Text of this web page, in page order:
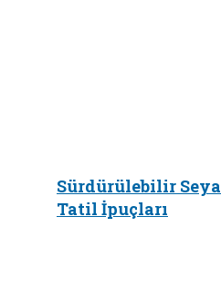
Sürdürülebilir
Tatil İpuçları